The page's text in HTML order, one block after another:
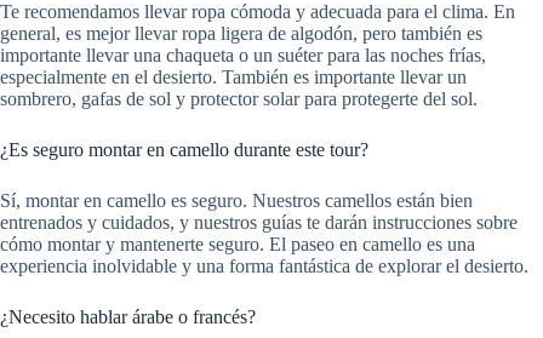
Te recomendamos llevar ropa cómoda y adecuada para el clima. En
general, es mejor llevar ropa ligera de algodón, pero también es
importante llevar una chaqueta o un suéter para las noches frías,
especialmente en el desierto. También es importante llevar un
sombrero, gafas de sol y protector solar para protegerte del sol.
¿Es seguro montar en camello durante este tour?
Sí, montar en camello es seguro. Nuestros camellos están bien
entrenados y cuidados, y nuestros guías te darán instrucciones sobre
cómo montar y mantenerte seguro. El paseo en camello es una
experiencia inolvidable y una forma fantástica de explorar el desierto.
¿Necesito hablar árabe o francés?